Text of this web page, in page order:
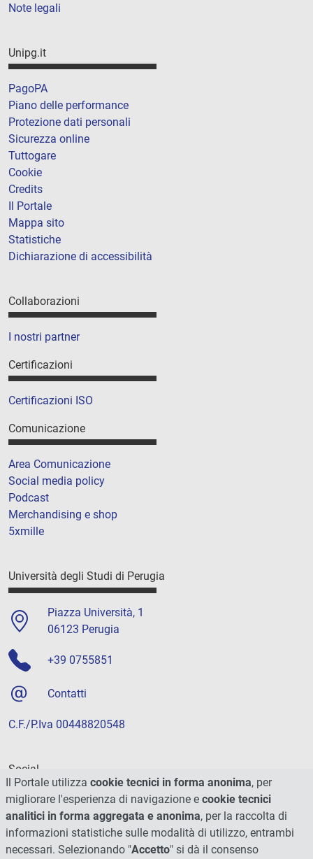
Note legali
Unipg.it
PagoPA
Piano delle performance
Protezione dati personali
Sicurezza online
Tuttogare
Cookie
Credits
Il Portale
Mappa sito
Statistiche
Dichiarazione di accessibilità
Collaborazioni
I nostri partner
Certificazioni
Certificazioni ISO
Comunicazione
Area Comunicazione
Social media policy
Podcast
Merchandising e shop
5xmille
Università degli Studi di Perugia
Piazza Università, 1
06123 Perugia
+39 0755851
Contatti
C.F./P.Iva 00448820548
Social
Il Portale utilizza cookie tecnici in forma anonima, per
migliorare l'esperienza di navigazione e cookie tecnici
analitici in forma aggregata e anonima, per la raccolta di
informazioni statistiche sulle modalità di utilizzo, entrambi
necessari. Selezionando "Accetto" si dà il consenso